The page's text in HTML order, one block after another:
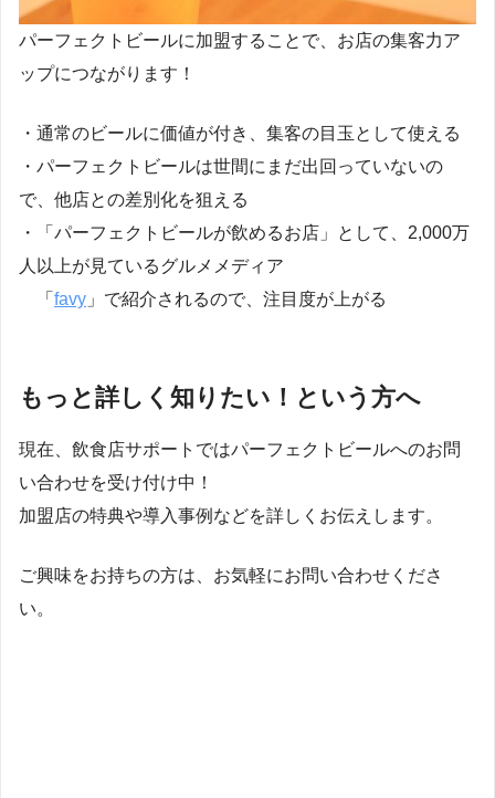
パーフェクトビールに加盟することで、お店の集客力ア
ップにつながります！
・通常のビールに価値が付き、集客の目玉として使える
・パーフェクトビールは世間にまだ出回っていないの
で、他店との差別化を狙える
・「パーフェクトビールが飲めるお店」として、2,000万
人以上が見ているグルメメディア
「 favy 」で紹介されるので、注目度が上がる
もっと詳しく知りたい！という方へ
現在、飲食店サポートではパーフェクトビールへのお問
い合わせを受け付け中！
加盟店の特典や導入事例などを詳しくお伝えします。
ご興味をお持ちの方は、お気軽にお問い合わせくださ
い。